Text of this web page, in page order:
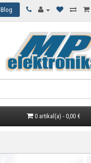
Blog
0 artikal(a) - 0,00 €